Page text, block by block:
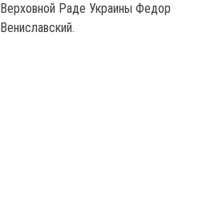
Верховной Раде Украины Федор
Вениславский.